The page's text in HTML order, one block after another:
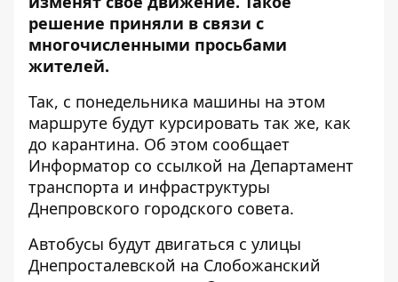
решение приняли в связи с
многочисленными просьбами
жителей.
Так, с понедельника машины на этом
маршруте будут курсировать так же, как
до карантина. Об этом сообщает
Информатор со ссылкой на Департамент
транспорта и инфраструктуры
Днепровского городского совета.
Автобусы будут двигаться с улицы
Днепросталевской на Слобожанский